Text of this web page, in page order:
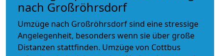
nach Großröhrsdorf
Umzüge nach Großröhrsdorf sind eine stressige
Angelegenheit, besonders wenn sie über große
Distanzen stattfinden. Umzüge von Cottbus